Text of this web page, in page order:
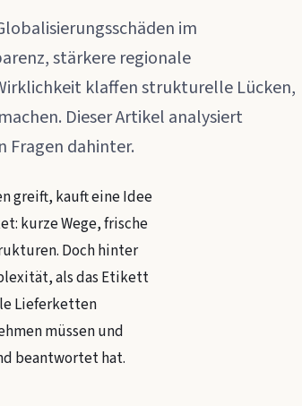
im
stärkere regionale
klaffen strukturelle Lücken,
Dieser Artikel analysiert
Fragen dahinter.
greift, kauft eine Idee
kurze Wege, frische
Doch hinter
als das Etikett
Lieferketten
müssen und
beantwortet hat.